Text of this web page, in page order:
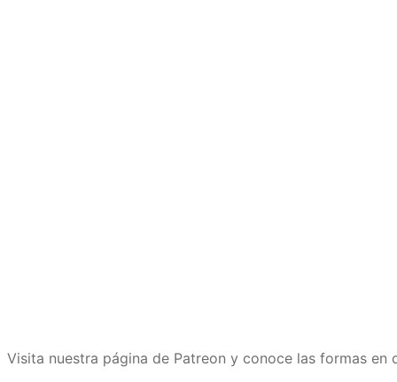
Visita nuestra página de Patreon y conoce las formas en